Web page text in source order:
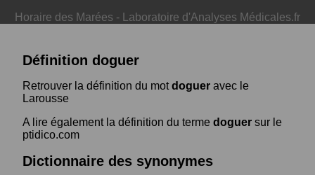
Horaire des Marées - Laboratoire d'Analyses Médicales.fr
Définition doguer
Retrouver la définition du motdoguer avec le
Larousse
A lire également la définition du terme doguer sur le
ptidico.com
Dictionnaire des synonymes